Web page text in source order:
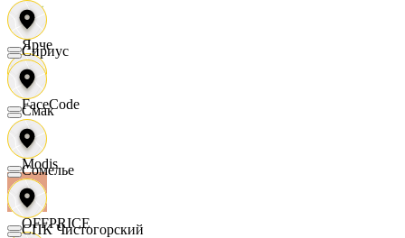
Ярче
FaceCode
Modis
OFFPRICE
Сириус
Смак
Сомелье
СПК Чистогорский